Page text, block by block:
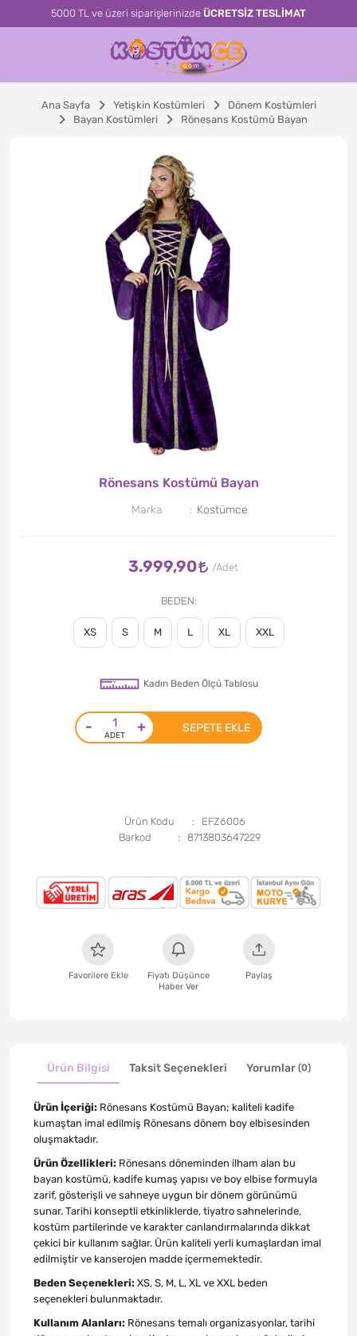
5000 TL ve üzeri siparişlerinizde ÜCRETSİZ TESLİMAT
Ana Sayfa Yetişkin Kostümleri
Dönem Kostümleri
Bayan Kostümleri
Rönesans Kostümü Bayan
Rönesans Kostümü Bayan
Marka Kostümce
3.999,90
BEDEN
XS S M L XL XXL
Kadın Beden Ölçü Tablosu
- + SEPETE EKLE
Ürün Kodu
EFZ6006
Barkod
8713803647229
Favorilere Ekle
Fiyatı Düşünce
Haber Ver
Paylaş
Ürün Bilgisi Taksit Seçenekleri Yorumlar (0)
Ürün İçeriği: Rönesans Kostümü Bayan; kaliteli kadife
kumaştan imal edilmiş Rönesans dönem boy elbisesinden
oluşmaktadır.
Ürün Özellikleri: Rönesans döneminden ilham alan bu
bayan kostümü, kadife kumaş yapısı ve boy elbise formuyla
zarif, gösterişli ve sahneye uygun bir dönem görünümü
sunar. Tarihi konseptli etkinliklerde, tiyatro sahnelerinde,
kostüm partilerinde ve karakter canlandırmalarında dikkat
çekici bir kullanım sağlar. Ürün kaliteli yerli kumaşlardan imal
edilmiştir ve kanserojen madde içermemektedir.
Beden Seçenekleri: XS, S, M, L, XL ve XXL beden
seçenekleri bulunmaktadır.
Kullanım Alanları: Rönesans temalı organizasyonlar, tarihi